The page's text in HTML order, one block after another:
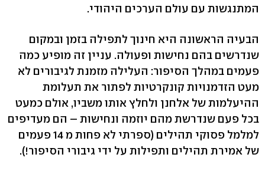
המתנגשות עם עולם הערכים היהודי.
הבעיה הראשונה היא חינוך לתפילה בזמן ובמקום
שנדרשים בהם נחישות ופעולה. עניין זה מופיע כמה
פעמים במהלך הסיפור: העלילה מזמנת לגיבורים לא
מעט הזדמנויות קונקרטיות לפתור את תעלומת
ההיעלמות של אלחנן ולחלץ אותו משביו, אולם כמעט
בכל פעם שנדרשת מהם יוזמה ונחישות – הם מעדיפים
למלמל פסוקי תהילים (ספרתי לא פחות מ 14 פעמים
של אמירת תהילים ותפילות על ידי גיבורי הסיפור!).